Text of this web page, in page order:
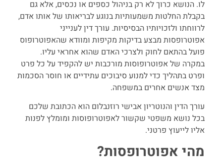
לו. הנושא כרוך לא רק בניהול כספים או נכסים, אלא גם
בקבלת החלטות משמעותיות בנוגע לבריאותו של אותו אדם,
לרווחתו ולזכויותיו הבסיסיות. עורך דין לענייני
אפוטרופסות מבצע בדיקות מקיפות ומוודא שהאפוטרופוס
פועל בהתאם לחוק ולצרכי האדם שהוא אחראי עליו.
במקרה של אפוטרופוסות מורכבות יש להקפיד על כל פרט
ופרט בתהליך כדי למנוע סיבוכים עתידיים או חוסר הסכמות
מצד אנשים אחרים במשפחה.
עורך הדין והנוטריון אבישי רוזנבלום הוא הכתובת שלכם
בכל נושא משפטי שקשור לאפוטרופוסות ומומלץ לפנות
אליו לייעוץ פרטני.
מהי אפוטרופסות?